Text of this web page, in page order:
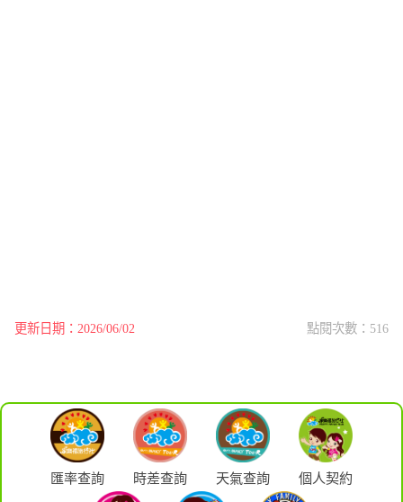
更新日期：2026/06/02 點閱次數：516
匯率查詢 時差查詢 天氣查詢 個人契約